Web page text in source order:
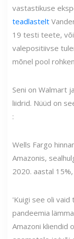
vastastikuse
teadlastelt
19 testi teete,
valepositiivse
mõnel pool
Seni on Walmart
liidrid. Nüüd on
:
Wells Fargo
Amazonis,
2020. aastal
'Kuigi see oli vaid
pandeemia
Amazoni kliendid